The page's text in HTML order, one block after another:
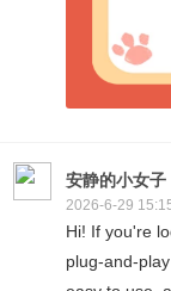
安静的小女子
2026-6-29
Hi! If you're
plug-and-